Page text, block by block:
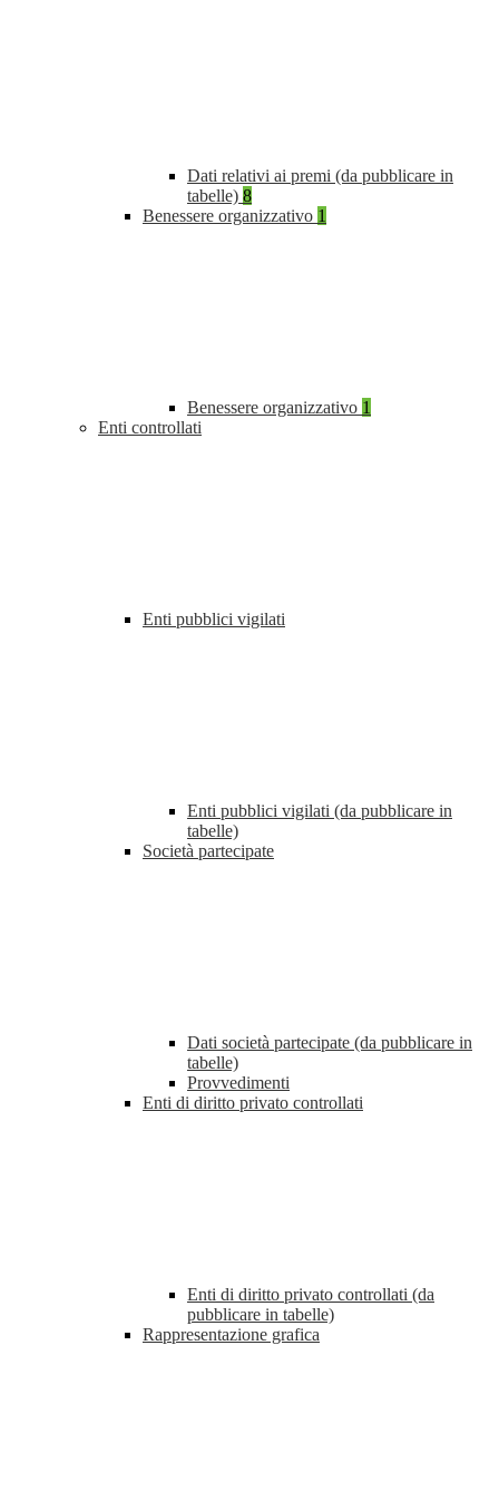
Dati relativi ai premi (da pubblicare in
tabelle) 8
Benessere organizzativo 1
Benessere organizzativo 1
Enti controllati
Enti pubblici vigilati
Enti pubblici vigilati (da pubblicare in
tabelle)
Società partecipate
Dati società partecipate (da pubblicare in
tabelle)
Provvedimenti
Enti di diritto privato controllati
Enti di diritto privato controllati (da
pubblicare in tabelle)
Rappresentazione grafica